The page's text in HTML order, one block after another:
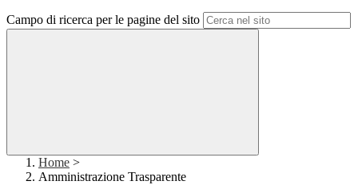
Campo di ricerca per le pagine del sito
Home >
Amministrazione Trasparente